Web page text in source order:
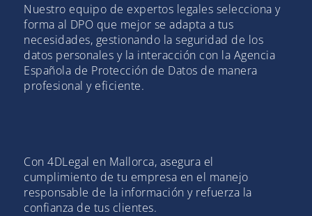
Nuestro equipo de expertos legales selecciona y
forma al DPO que mejor se adapta a tus
necesidades, gestionando la seguridad de los
datos personales y la interacción con la Agencia
Española de Protección de Datos de manera
profesional y eficiente.
Con 4DLegal en Mallorca, asegura el
cumplimiento de tu empresa en el manejo
responsable de la información y refuerza la
confianza de tus clientes.